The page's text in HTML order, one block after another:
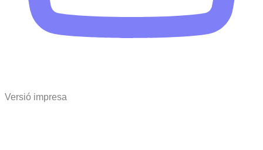
Versió impresa